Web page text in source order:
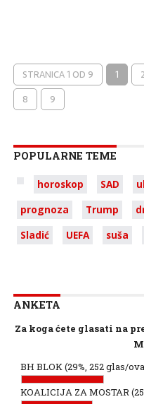
STRANICA 1 OD 9 1 2
8
9
POPULARNE TEME
horoskop SAD
prognoza
Trump
Sladić
UEFA suša
ANKETA
Za koga ćete glasati na
BH BLOK(29%, 252 glas/
KOALICIJA ZA MOSTAR